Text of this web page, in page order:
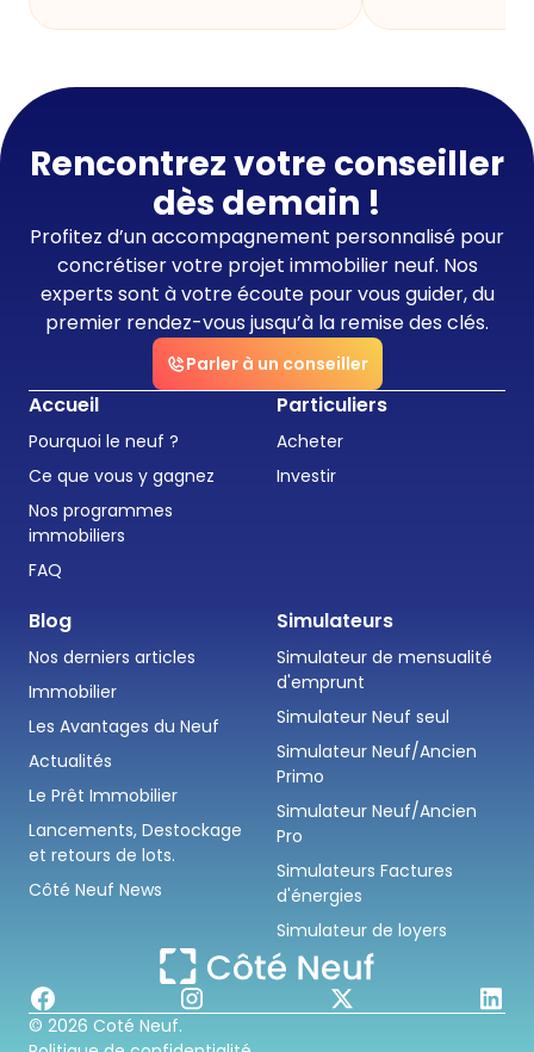
Rencontrez votre conseiller
dès demain !
Profitez d’un accompagnement personnalisé pour
concrétiser votre projet immobilier neuf. Nos
experts sont à votre écoute pour vous guider, du
premier rendez-vous jusqu’à la remise des clés.
Parler à un conseiller
Accueil
Pourquoi le neuf ?
Ce que vous y gagnez
Nos programmes
immobiliers
FAQ
Particuliers
Acheter
Investir
Blog
Nos derniers articles
Immobilier
Les Avantages du Neuf
Actualités
Le Prêt Immobilier
Lancements, Destockage
et retours de lots.
Côté Neuf News
Simulateurs
Simulateur de mensualité
d'emprunt
Simulateur Neuf seul
Simulateur Neuf/Ancien
Primo
Simulateur Neuf/Ancien
Pro
Simulateurs Factures
d'énergies
Simulateur de loyers
© 2026 Coté Neuf.